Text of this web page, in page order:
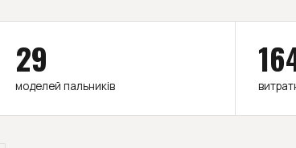
29
моделей пальників